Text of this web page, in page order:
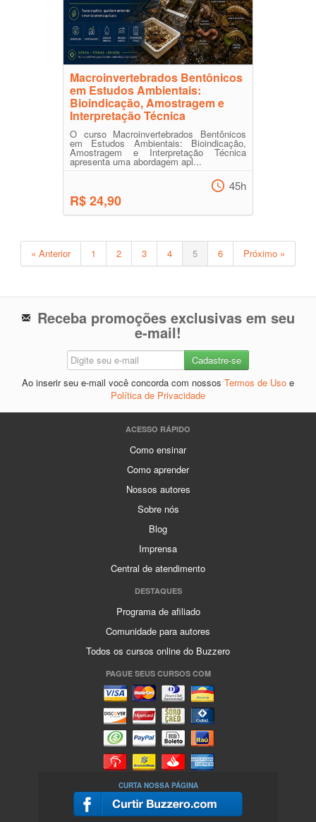
Macroinvertebrados Bentônicos
em Estudos Ambientais:
Bioindicação, Amostragem e
Interpretação Técnica
O curso Macroinvertebrados Bentônicos
em Estudos Ambientais: Bioindicação,
Amostragem e Interpretação Técnica
apresenta uma abordagem apl...
R$ 24,90
45h
« Anterior 1 2 3 4 5 6 Próximo »
Receba promoções exclusivas em seu
e-mail!
Ao inserir seu e-mail você concorda com nossos Termos de Uso e
Política de Privacidade
ACESSO RÁPIDO
Como ensinar
Como aprender
Nossos autores
Sobre nós
Blog
Imprensa
Central de atendimento
DESTAQUES
Programa de afiliado
Comunidade para autores
Todos os cursos online do Buzzero
PAGUE SEUS CURSOS COM
CURTA NOSSA PÁGINA